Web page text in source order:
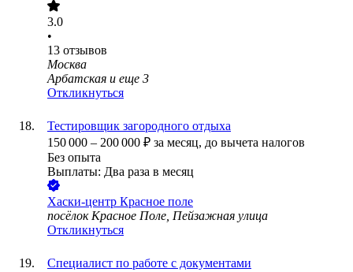
3.0
•
13 отзывов
Москва
Арбатская и еще 3
Откликнуться
Тестировщик загородного отдыха
150 000 – 200 000 ₽ за месяц, до вычета налогов
Без опыта
Выплаты: Два раза в месяц
Хаски-центр Красное поле
посёлок Красное Поле, Пейзажная улица
Откликнуться
Специалист по работе с документами